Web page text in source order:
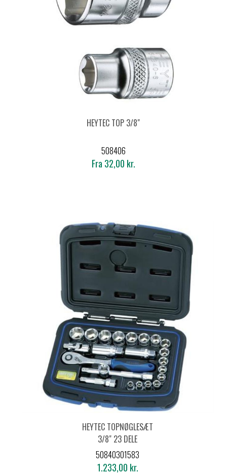
HEYTEC TOP 3/8"
508406
Fra 32,00 kr.
HEYTEC TOPNØGLESÆT
3/8" 23 DELE
50840301583
1.233,00 kr.